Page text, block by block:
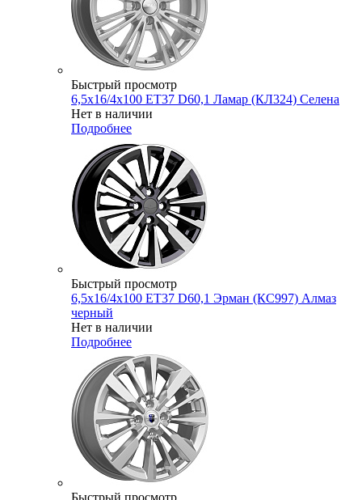
Быстрый просмотр
6,5x16/4x100 ET37 D60,1 Ламар (КЛ324) Селена
Нет в наличии
Подробнее
Быстрый просмотр
6,5x16/4x100 ET37 D60,1 Эрман (КС997) Алмаз
черный
Нет в наличии
Подробнее